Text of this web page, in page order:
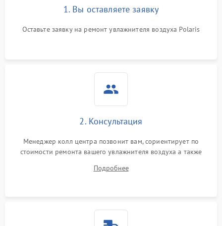
1. Вы оставляете заявку
Оставьте заявку на ремонт увлажнителя воздуха Polaris
2. Консультация
Менеджер колл центра позвонит вам, сориентирует по
стоимости ремонта вашего увлажнителя воздуха а также
Подробнее